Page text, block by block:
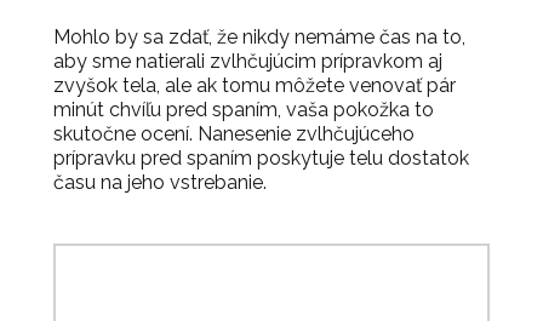
Mohlo by sa zdať, že nikdy nemáme čas na to,
aby sme natierali zvlhčujúcim prípravkom aj
zvyšok tela, ale ak tomu môžete venovať pár
minút chvíľu pred spaním, vaša pokožka to
skutočne ocení. Nanesenie zvlhčujúceho
prípravku pred spaním poskytuje telu dostatok
času na jeho vstrebanie.